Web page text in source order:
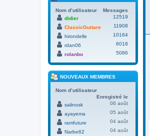
Nom d’utilisateur
Messages
didier
12519
ClassicGuitare
11908
hirondelle
10164
rdan06
6018
rolanbo
5086
NOUVEAUX MEMBRES
Nom d’utilisateur
Enregistré le
salinosk
06 août
ayayema
05 août
ramfuture
04 août
Narbe62
04 août